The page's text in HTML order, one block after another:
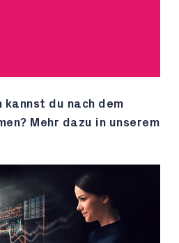
du nach dem
Mehr dazu in unserem